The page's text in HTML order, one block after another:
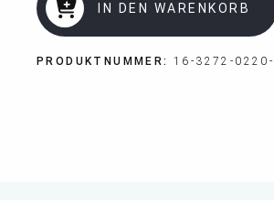
IN DEN WARENKORB
PRODUKTNUMMER: 16-3272-0220-